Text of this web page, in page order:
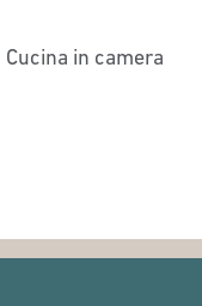
Cucina in camera